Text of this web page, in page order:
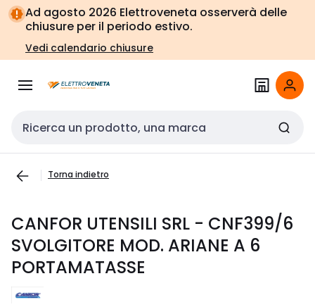
Vai alla
navigazione
Vai
alla
pagina
Ad agosto 2026 Elettroveneta osserverà delle
chiusure per il periodo estivo.
Vedi calendario chiusure
Cerca input
Torna indietro
CANFOR UTENSILI SRL - CNF399/6
SVOLGITORE MOD. ARIANE A 6
PORTAMATASSE